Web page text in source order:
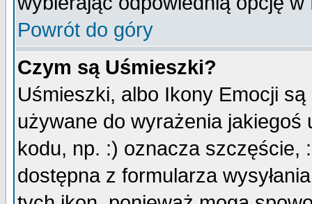
Powrót do góry
Czym są Uśmieszki?
Uśmieszki, albo Ikony Emocji
używane do wyrażenia
kodu, np. :) oznacza szczęście,
dostępna z formularza